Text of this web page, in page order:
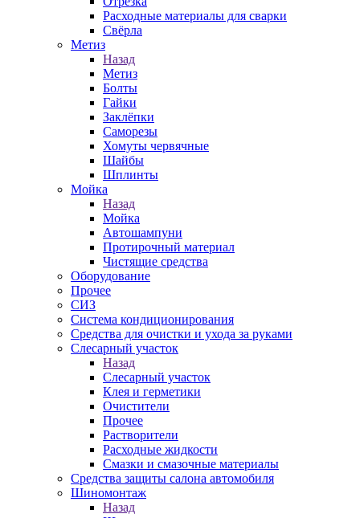
Расходные материалы для сварки
Свёрла
Метиз
Назад
Метиз
Болты
Гайки
Заклёпки
Саморезы
Хомуты червячные
Шайбы
Шплинты
Мойка
Назад
Мойка
Автошампуни
Протирочный материал
Чистящие средства
Оборудование
Прочее
СИЗ
Система кондиционирования
Средства для очистки и ухода за руками
Слесарный участок
Назад
Слесарный участок
Клея и герметики
Очистители
Прочее
Растворители
Расходные жидкости
Смазки и смазочные материалы
Средства защиты салона автомобиля
Шиномонтаж
Назад